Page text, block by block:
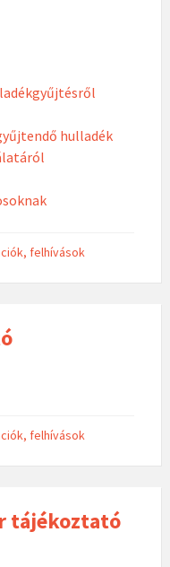
hulladék
felhívások
felhívások
tájékoztató